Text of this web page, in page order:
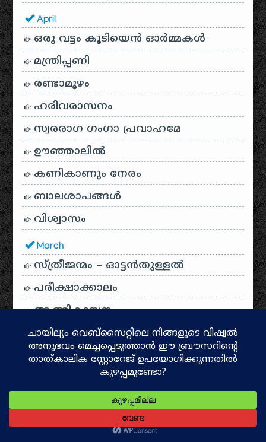
April
ഒരു വട്ടം കൂടിയെന്‍ ഓര്‍മ്മകള്‍
മന്ത്രിപ്പണി
രണ്ടാമൂഴം
ഹരിവരാസനം
സ്വരരാഗ ഗംഗാ പ്രവാഹമേ
ഊഞ്ഞാലില്‍
കണികാണും നേരം
ബാലശാപങ്ങള്‍
വിശ്വാസം
March
സ്ത്രീജന്മം – ഓട്ടൻതുള്ളൽ
പരീക്ഷാക്കാലം
ആത്മികായനം
ചോര വീണ മണ്ണിൽനിന്നുയർന്നു വന്ന
പൂമരം
സൂര്യകാന്തി നോവ്‌
Protected: Advice to a daughter
ഒരു നിമിഷം തരൂ നിന്നിലലിയാന്‍
HTML5 and CSS3 References